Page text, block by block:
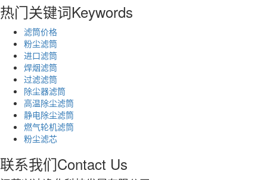
热门关键词Keywords
滤筒价格
粉尘滤筒
进口滤筒
焊烟滤筒
过滤滤筒
除尘器滤筒
高温除尘滤筒
静电除尘滤筒
燃气轮机滤筒
粉尘滤芯
联系我们Contact Us